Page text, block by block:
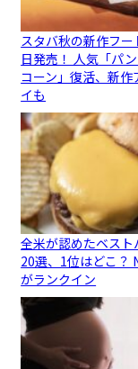
スタバ秋の新作フ
日発売！ 人気「パ
コーン」復活、新作
イも
全米が認めたベスト
20選、1位はどこ？
がランクイン